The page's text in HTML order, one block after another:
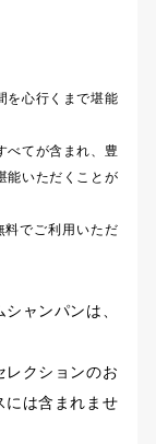
を心行くまで堪能
べてが含まれ、豊
能いただくことが
料でご利用いただ
ャンパンは、
クションのお
には含まれませ